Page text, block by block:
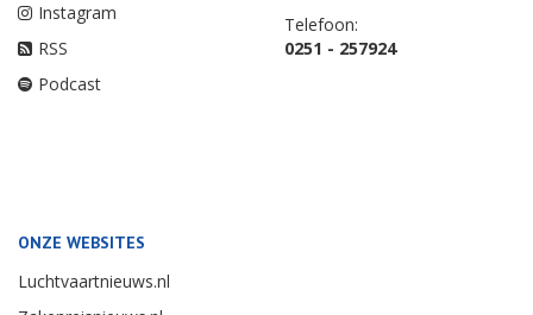
Instagram
RSS
Podcast
Telefoon:
0251 - 257924
ONZE WEBSITES
Luchtvaartnieuws.nl